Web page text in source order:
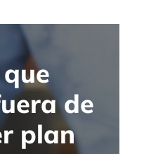
de
plan